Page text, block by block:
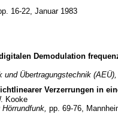
16-22, Januar 1983
Demodulation
und Übertragungstechnik (AEÜ),
Verzerrungen in
Kooke
pp. 69-76,